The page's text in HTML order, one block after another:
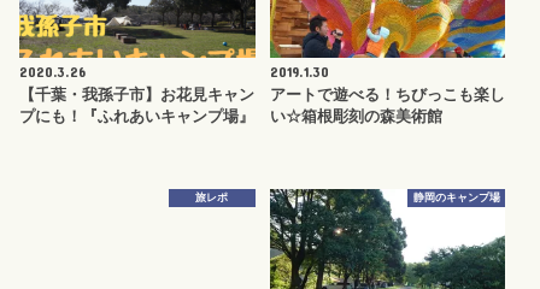
2020.3.26
【千葉・我孫子市】お花見キャン
プにも！『ふれあいキャンプ場』
2019.1.30
アートで遊べる！ちびっこも楽し
い☆箱根彫刻の森美術館
旅レポ 静岡のキャンプ場